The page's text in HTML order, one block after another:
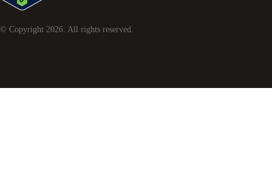
© Copyright 2026 . All rights reserved.